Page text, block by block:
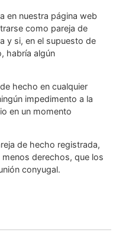
en nuestra página web
como pareja de
y si, en el supuesto de
habría algún
hecho en cualquier
impedimento a la
en un momento
de hecho registrada,
derechos, que los
conyugal.